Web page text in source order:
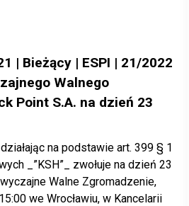
| Bieżący | ESPI | 21/2022
Walnego
Point S.A. na dzień 23
na podstawie art. 399 § 1
_”KSH”_ zwołuje na dzień 23
Walne Zgromadzenie,
we Wrocławiu, w Kancelarii